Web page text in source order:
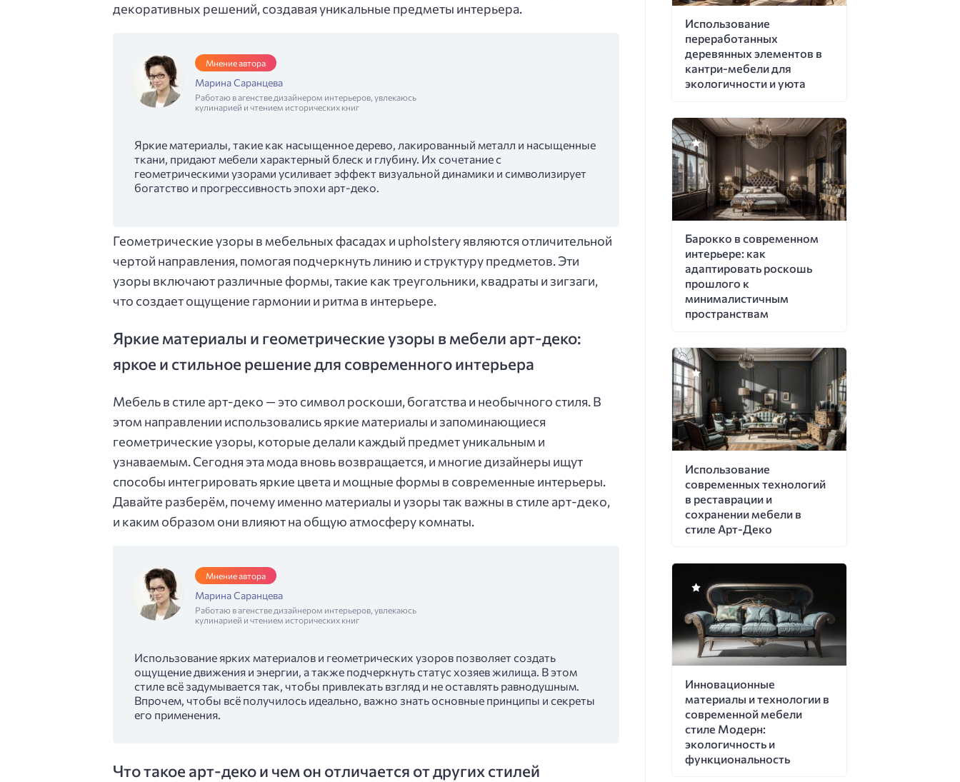
декоративных решений, создавая уникальные предметы интерьера.
Мнение автора
Марина Саранцева
Работаю в агенстве дизайнером интерьеров, увлекаюсь
кулинарией и чтением исторических книг
Яркие материалы, такие как насыщенное дерево, лакированный металл и насыщенные
ткани, придают мебели характерный блеск и глубину. Их сочетание с
геометрическими узорами усиливает эффект визуальной динамики и символизирует
богатство и прогрессивность эпохи арт-деко.
Геометрические узоры в мебельных фасадах и upholstery являются отличительной
чертой направления, помогая подчеркнуть линию и структуру предметов. Эти
узоры включают различные формы, такие как треугольники, квадраты и зигзаги,
что создает ощущение гармонии и ритма в интерьере.
Яркие материалы и геометрические узоры в мебели арт-деко:
яркое и стильное решение для современного интерьера
Мебель в стиле арт-деко — это символ роскоши, богатства и необычного стиля. В
этом направлении использовались яркие материалы и запоминающиеся
геометрические узоры, которые делали каждый предмет уникальным и
узнаваемым. Сегодня эта мода вновь возвращается, и многие дизайнеры ищут
способы интегрировать яркие цвета и мощные формы в современные интерьеры.
Давайте разберём, почему именно материалы и узоры так важны в стиле арт-деко,
и каким образом они влияют на общую атмосферу комнаты.
Мнение автора
Марина Саранцева
Работаю в агенстве дизайнером интерьеров, увлекаюсь
кулинарией и чтением исторических книг
Использование ярких материалов и геометрических узоров позволяет создать
ощущение движения и энергии, а также подчеркнуть статус хозяев жилища. В этом
стиле всё задумывается так, чтобы привлекать взгляд и не оставлять равнодушным.
Впрочем, чтобы всё получилось идеально, важно знать основные принципы и секреты
его применения.
Что такое арт-деко и чем он отличается от других стилей
Использование
переработанных
деревянных элементов в
кантри-мебели для
экологичности и уюта
Барокко в современном
интерьере: как
адаптировать роскошь
прошлого к
минималистичным
пространствам
Использование
современных технологий
в реставрации и
сохранении мебели в
стиле Арт-Деко
Инновационные
материалы и технологии в
современной мебели
стиле Модерн:
экологичность и
функциональность